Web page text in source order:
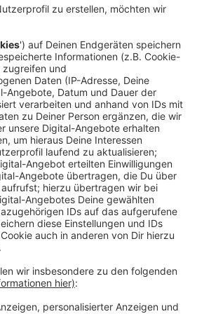
Ortsausgang Herbern und der
Eine Radfahrerin und ein Auto
Ein Rettungswagen brachte
ein Krankenhaus. An der
ein Rettungshubschrauber
lediglich den Notarzt ab. Ein
der Polizei sichert jetzt